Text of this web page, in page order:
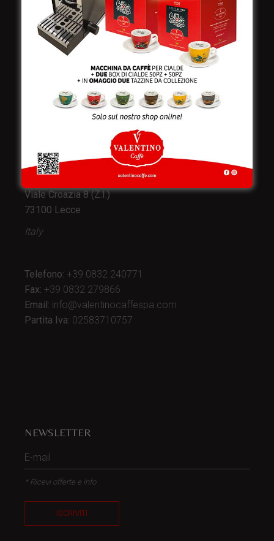
e produzione:
Viale Croazia 8 (Z.I.)
73100 Lecce
Italy
Telefono: +39 0832 240771
Fax: +39 0832 279866
Email: info@valentinocaffespa.com
Partita Iva: 02583710757
NEWSLETTER
* Ricevi offerte e info
ISCRIVITI